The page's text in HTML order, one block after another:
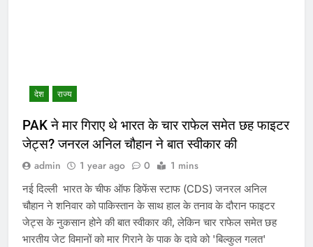
देश राज्य
PAK ने मार गिराए थे भारत के चार राफेल समेत छह फाइटर
जेट्स? जनरल अनिल चौहान ने बात स्वीकार की
admin 1 year ago 0 1 mins
नई दिल्ली भारत के चीफ ऑफ डिफेंस स्टाफ (CDS) जनरल अनिल
चौहान ने शनिवार को पाकिस्तान के साथ हाल के तनाव के दौरान फाइटर
जेट्स के नुकसान होने की बात स्वीकार की, लेकिन चार राफेल समेत छह
भारतीय जेट विमानों को मार गिराने के पाक के दावे को 'बिल्कुल गलत'